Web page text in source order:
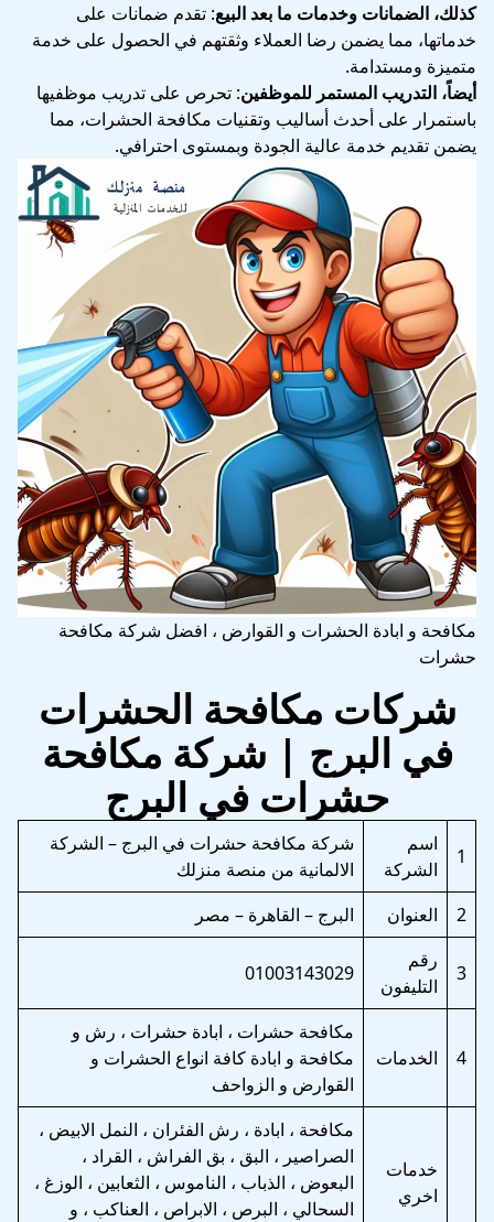
كذلك، الضمانات وخدمات ما بعد البيع: تقدم ضمانات على
خدماتها، مما يضمن رضا العملاء وثقتهم في الحصول على خدمة
متميزة ومستدامة.
أيضاً، التدريب المستمر للموظفين: تحرص على تدريب موظفيها
باستمرار على أحدث أساليب وتقنيات مكافحة الحشرات، مما
يضمن تقديم خدمة عالية الجودة وبمستوى احترافي.
مكافحة و ابادة الحشرات و القوارض ، افضل شركة مكافحة
حشرات
شركات مكافحة الحشرات
في البرج | شركة مكافحة
حشرات في البرج
1
اسم
الشركة
شركة مكافحة حشرات في البرج – الشركة
الالمانية من منصة منزلك
2
العنوان البرج – القاهرة – مصر
3
رقم
التليفون
01003143029
4 الخدمات
مكافحة حشرات ، ابادة حشرات ، رش و
مكافحة و ابادة كافة انواع الحشرات و
القوارض و الزواحف
خدمات
اخري
مكافحة ، ابادة ، رش الفئران ، النمل الابيض ،
الصراصير ، البق ، بق الفراش ، القراد ،
البعوض ، الذباب ، الناموس ، الثعابين ، الوزغ ،
السحالي ، البرص ، الابراص ، العناكب ، و